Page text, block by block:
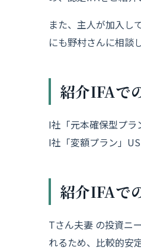
また、 主人が加入し
にも野村さんに相談
紹介IFAで
I社「元本確保型プ
I社「変額プラン」
紹介IFAで
Tさん夫妻 の投資ニ
れるため、 比較的安